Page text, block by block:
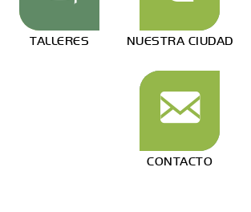
TALLERES NUESTRA CIUDAD
CONTACTO